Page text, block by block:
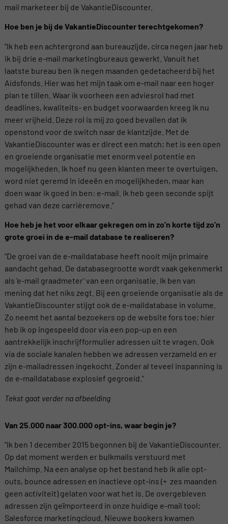
mail marketeer bij de VakantieDiscounter.
Hoe ben je bij de VakantieDiscounter terechtgekomen?
”Ik heb een achtergrond aan bureauzijde, circa negen jaar heb
ik bij drie e-mail marketingbureaus gewerkt. Vanuit het
laatste bureau ben ik negen maanden gedetacheerd bij het
Aidsfonds. Hier was het mijn taak om e-mail naar een hoger
plan te tillen. Waar ik voorheen een adviesrol had met
deadlines, kwaliteits- en budget voorwaarden kreeg ik nu
meer vrijheid. Deze rol is mij zo goed bevallen dat ik
openstond voor de switch naar de klantzijde. Met de
VakantieDiscounter was er direct een match; het is een open
en groeiende organisatie met enorm veel potentie en
mogelijkheden. Ik hoef nu geen klanten meer te overtuigen,
word niet geremd in ideeën en mogelijkheden, maar kan
doen waar ik goed in ben: e-mail. Ik heb geen seconde spijt
gehad van deze carrièremove.”
Hoe heb je het voor elkaar gekregen om in zo’n korte tijd zo’n
grote groei in de e-mail database te realiseren?
”De groei van de e-maildatabase heeft nooit mijn primaire
aandacht gehad. De databasegrootte wordt vaak gekenmerkt
als ‘e-mail graadmeter’ van een organisatie. Ik ben van
mening dat het niks zegt. Bij een groeiende organisatie als de
VakantieDiscounter stijgt ook de e-maildatabase in volume.
Zo neemt het aantal bezoekers op de website fors toe; hier
heb ik op ingespeeld door via een pop-up en een
aantrekkelijk inschrijfformulier adressen uit te vragen. Ook
via de sociale kanalen hebben we adressen verzameld en er
zijn e-mailadressen ingekocht. Zonder al teveel inspanning is
de e-maildatabase explosief gegroeid.”
Tekst gaat verder na afbeelding
Van 25.000 naar 300.000 opt-ins, waar begin je?
”Ik ben 1 december 2015 begonnen bij de VakantieDiscounter.
Op dat moment werden er bulkmails verstuurd met
Mailchimp. Na een analyse op het bestand heb ik alle opt-
outs, bounce adressen en inactieve opt-ins (+ zes maanden
geen activiteit) gelaten voor wat het is. De overgebleven
adressen zijn geïmporteerd in onze huidige e-mail tool;
Salesforce marketingcloud. Nieuwe bookers kwamen